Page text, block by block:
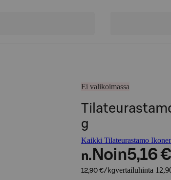
Ei valikoimassa
g
Kaikki Tilateurastamo
n. Noin5,16 €
12,90 €/kgvertailuhinta